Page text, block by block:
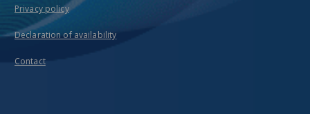
Privacy policy
Declaration of availability
Contact